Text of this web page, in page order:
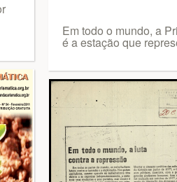
Em todo o mundo, a
é a estação que